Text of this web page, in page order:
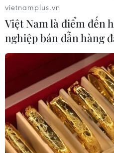
vietnamplus.vn
Việt Nam là điểm đến
nghiệp bán dẫn hàng